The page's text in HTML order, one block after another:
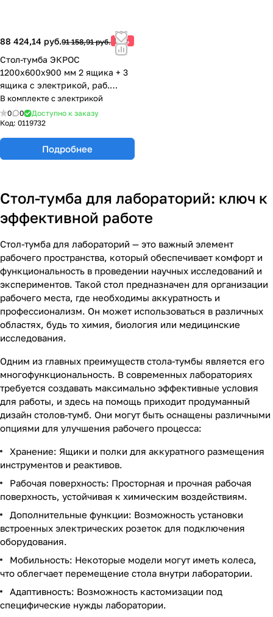
88 424,14 руб.91 158,91 руб. -3%
Стол-тумба ЭКРОС
1200х600х900 мм 2 ящика + 3
ящика с электрикой, раб.
поверхность - LABGRADE
77.0143.10.08-01
В комплекте с электрикой
0 0
Доступно к заказу
Код: 0119732
Подробнее
Стол-тумба для лабораторий: ключ к
эффективной работе
Стол-тумба для лабораторий — это важный элемент
рабочего пространства, который обеспечивает комфорт и
функциональность в проведении научных исследований и
экспериментов. Такой стол предназначен для организации
рабочего места, где необходимы аккуратность и
профессионализм. Он может использоваться в различных
областях, будь то химия, биология или медицинские
исследования.
Одним из главных преимуществ стола-тумбы является его
многофункциональность. В современных лабораториях
требуется создавать максимально эффективные условия
для работы, и здесь на помощь приходит продуманный
дизайн столов-тумб. Они могут быть оснащены различными
опциями для улучшения рабочего процесса:
Хранение: Ящики и полки для аккуратного размещения
инструментов и реактивов.
Рабочая поверхность: Просторная и прочная рабочая
поверхность, устойчивая к химическим воздействиям.
Дополнительные функции: Возможность установки
встроенных электрических розеток для подключения
оборудования.
Мобильность: Некоторые модели могут иметь колеса,
что облегчает перемещение стола внутри лаборатории.
Адаптивность: Возможность кастомизации под
специфические нужды лаборатории.